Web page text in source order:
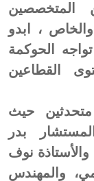
المتخصصين
، ابدو
الحوكمة
القطاعين
في جلسات الملتقى 9 متحدثين حيث
بدر
والأستاذة نوف
والمهندس